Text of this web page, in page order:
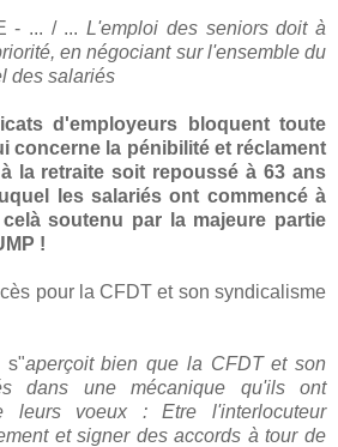
- ... / ...L'emploi des seniors doit à
en négociant sur l'ensemble du
des salariés
d'employeurs bloquent toute
concerne la pénibilité et réclament
la retraite soit repoussé à 63 ans
les salariés ont commencé à
soutenu par la majeure partie
!
pour la CFDT et son syndicalisme
s"aperçoit bien que la CFDT et son
dans une mécanique qu'ils ont
leurs voeux : Etre l'interlocuteur
et signer des accords à tour de